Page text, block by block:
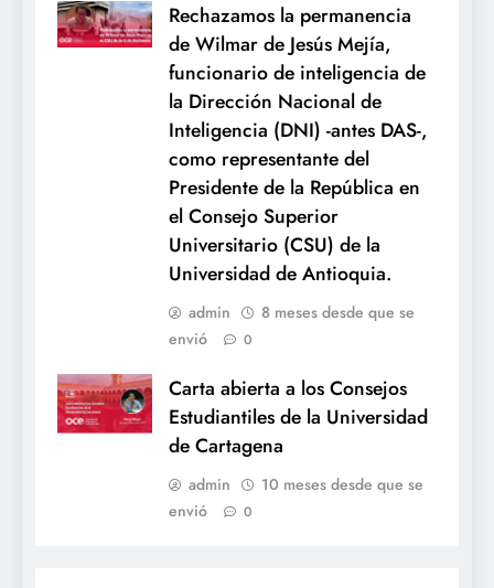
Rechazamos la permanencia
de Wilmar de Jesús Mejía,
funcionario de inteligencia de
la Dirección Nacional de
Inteligencia (DNI) -antes DAS-,
como representante del
Presidente de la República en
el Consejo Superior
Universitario (CSU) de la
Universidad de Antioquia.
admin
8 meses desde que se
envió
0
Carta abierta a los Consejos
Estudiantiles de la Universidad
de Cartagena
admin
10 meses desde que se
envió
0